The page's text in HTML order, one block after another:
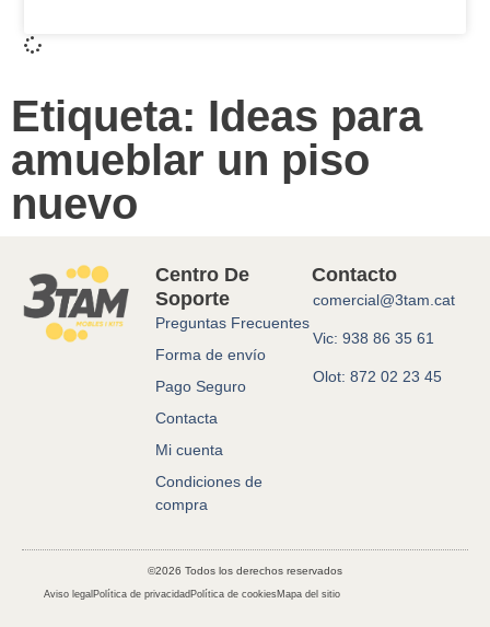
Etiqueta: Ideas para
amueblar un piso
nuevo
Contacto
comercial@3tam.cat
Vic: 938 86 35 61
Olot: 872 02 23 45
Centro De
Soporte
Preguntas Frecuentes
Forma de envío
Pago Seguro
Contacta
Mi cuenta
Condiciones de
compra
©2026 Todos los derechos reservados
Aviso legal Política de privacidad Política de cookies Mapa del sitio